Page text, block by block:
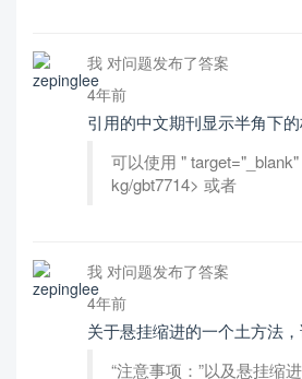
我 对问题发布了答案
4年前
引用的中文期刊显示半角下
可以使用 "
kg/gbt7714> 或者
我 对问题发布了答案
4年前
关于悬挂缩进的一个土方法
“注意事项：”以及悬挂缩